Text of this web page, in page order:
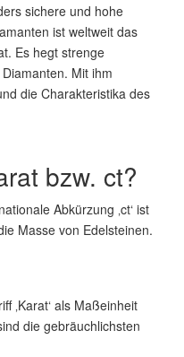
sichere und hohe
ist weltweit das
Es hegt strenge
Mit ihm
die Charakteristika des
bzw. ct?
Abkürzung ‚ct‘ ist
Masse von Edelsteinen.
‚Karat‘ als Maßeinheit
die gebräuchlichsten